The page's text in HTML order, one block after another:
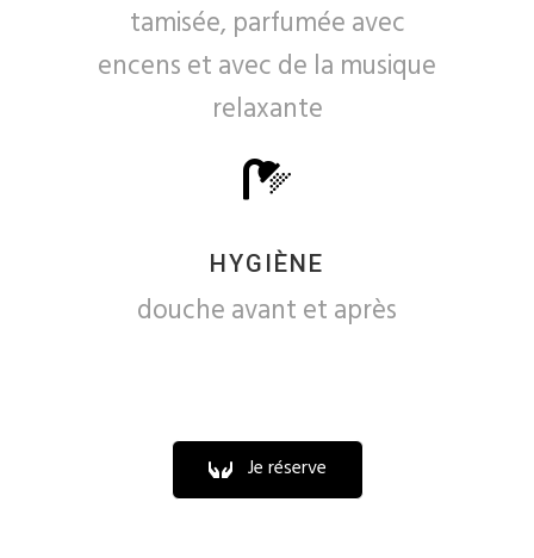
tamisée, parfumée avec
encens et avec de la musique
relaxante
HYGIÈNE
douche avant et après
Je réserve